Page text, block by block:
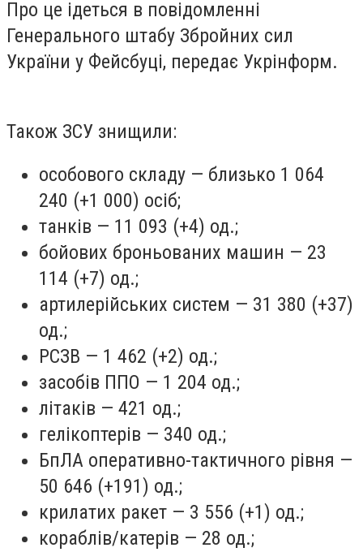
Про це ідеться в повідомленні
Генерального штабу Збройних сил
України у Фейсбуці, передає Укрінформ.
Також ЗСУ знищили:
особового складу — близько 1 064
240 (+1 000) осіб;
танків — 11 093 (+4) од.;
бойових броньованих машин — 23
114 (+7) од.;
артилерійських систем — 31 380 (+37)
од.;
РСЗВ — 1 462 (+2) од.;
засобів ППО — 1 204 од.;
літаків — 421 од.;
гелікоптерів — 340 од.;
БпЛА оперативно-тактичного рівня —
50 646 (+191) од.;
крилатих ракет — 3 556 (+1) од.;
кораблів/катерів — 28 од.;